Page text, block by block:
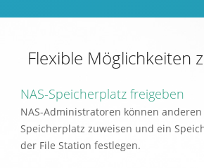
Flexible Möglichkeiten
NAS-Speicherplatz freigeben
NAS-Administratoren können anderen
Speicherplatz zuweisen und ein
der File Station festlegen.